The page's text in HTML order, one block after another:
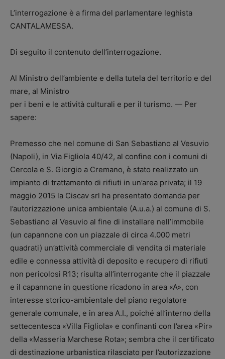
L’interrogazione è a firma del parlamentare leghista
CANTALAMESSA.
Di seguito il contenuto dell’interrogazione.
Al Ministro dell’ambiente e della tutela del territorio e del
mare, al Ministro
per i beni e le attività culturali e per il turismo. — Per
sapere:
Premesso che nel comune di San Sebastiano al Vesuvio
(Napoli), in Via Figliola 40/42, al confine con i comuni di
Cercola e S. Giorgio a Cremano, è stato realizzato un
impianto di trattamento di rifiuti in un’area privata; il 19
maggio 2015 la Ciscav srl ha presentato domanda per
l’autorizzazione unica ambientale (A.u.a.) al comune di S.
Sebastiano al Vesuvio al fine di installare nell’immobile
(un capannone con un piazzale di circa 4.000 metri
quadrati) un’attività commerciale di vendita di materiale
edile e connessa attività di deposito e recupero di rifiuti
non pericolosi R13; risulta all’interrogante che il piazzale
e il capannone in questione ricadono in area «A», con
interesse storico-ambientale del piano regolatore
generale comunale, e in area A.I., poiché all’interno della
settecentesca «Villa Figliola» e confinanti con l’area «Pir»
della «Masseria Marchese Rota»; sembra che il certificato
di destinazione urbanistica rilasciato per l’autorizzazione